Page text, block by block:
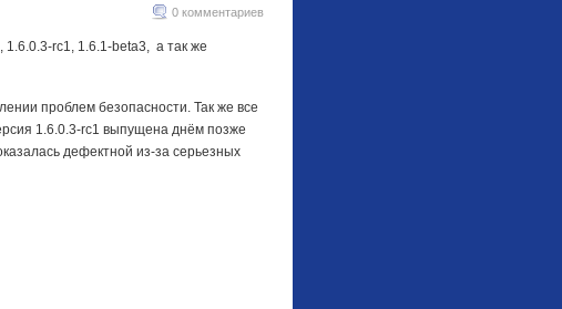
0 комментариев
1.6.0.3-rc1, 1.6.1-beta3, а так же
проблем безопасности. Так же все
1.6.0.3-rc1 выпущена днём позже
дефектной из-за серьезных